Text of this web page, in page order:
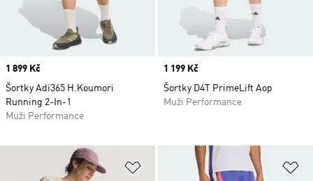
Price
1 899 Kč
Šortky Adi365 H.Koumori
Running 2-In-1
Muži Performance
Price
1 199 Kč
Šortky D4T PrimeLift Aop
Muži Performance
Přidat do seznamu přání